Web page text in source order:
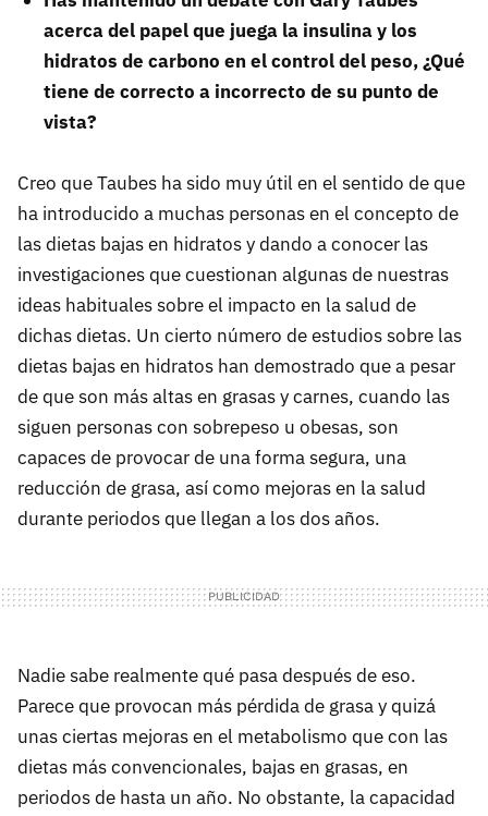
acerca del papel que juega la insulina y los
hidratos de carbono en el control del peso, ¿Qué
tiene de correcto a incorrecto de su punto de
vista?
Creo que Taubes ha sido muy útil en el sentido de que
ha introducido a muchas personas en el concepto de
las dietas bajas en hidratos y dando a conocer las
investigaciones que cuestionan algunas de nuestras
ideas habituales sobre el impacto en la salud de
dichas dietas. Un cierto número de estudios sobre las
dietas bajas en hidratos han demostrado que a pesar
de que son más altas en grasas y carnes, cuando las
siguen personas con sobrepeso u obesas, son
capaces de provocar de una forma segura, una
reducción de grasa, así como mejoras en la salud
durante periodos que llegan a los dos años.
Nadie sabe realmente qué pasa después de eso.
Parece que provocan más pérdida de grasa y quizá
unas ciertas mejoras en el metabolismo que con las
dietas más convencionales, bajas en grasas, en
periodos de hasta un año. No obstante, la capacidad